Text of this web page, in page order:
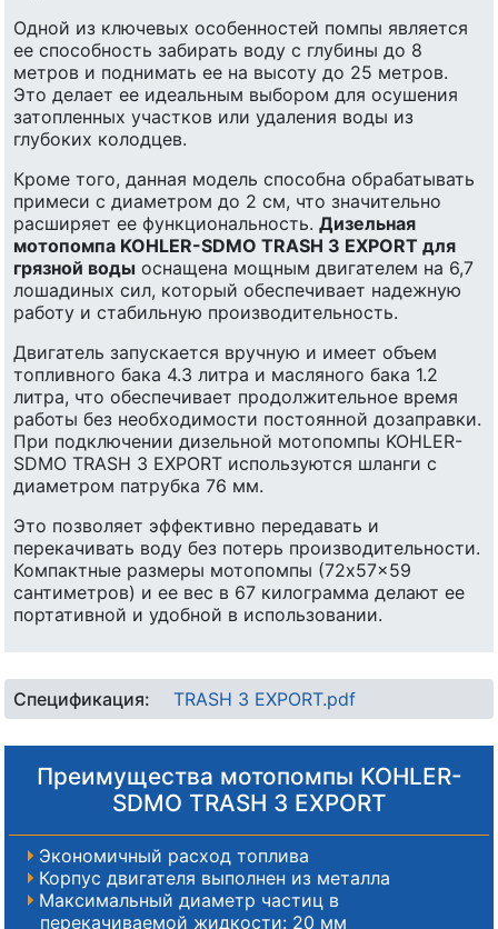
Одной из ключевых особенностей помпы является
ее способность забирать воду с глубины до 8
метров и поднимать ее на высоту до 25 метров.
Это делает ее идеальным выбором для осушения
затопленных участков или удаления воды из
глубоких колодцев.
Кроме того, данная модель способна обрабатывать
примеси с диаметром до 2 см, что значительно
расширяет ее функциональность. Дизельная
мотопомпа KOHLER-SDMO TRASH 3 EXPORT для
грязной воды оснащена мощным двигателем на 6,7
лошадиных сил, который обеспечивает надежную
работу и стабильную производительность.
Двигатель запускается вручную и имеет объем
топливного бака 4.3 литра и масляного бака 1.2
литра, что обеспечивает продолжительное время
работы без необходимости постоянной дозаправки.
При подключении дизельной мотопомпы KOHLER-
SDMO TRASH 3 EXPORT используются шланги с
диаметром патрубка 76 мм.
Это позволяет эффективно передавать и
перекачивать воду без потерь производительности.
Компактные размеры мотопомпы (72x57x59
сантиметров) и ее вес в 67 килограмма делают ее
портативной и удобной в использовании.
Спецификация: TRASH 3 EXPORT.pdf
Преимущества мотопомпы KOHLER-
SDMO TRASH 3 EXPORT
Экономичный расход топлива
Корпус двигателя выполнен из металла
Максимальный диаметр частиц в
перекачиваемой жидкости: 20 мм